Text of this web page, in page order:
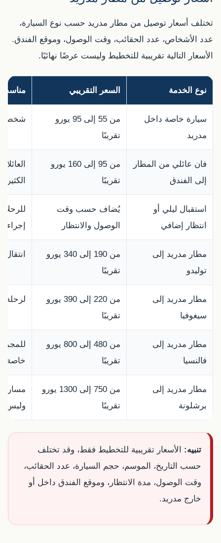
تختلف أسعار توصيل من مطار مدريد حسب نوع السيارة،
عدد الأشخاص، عدد الحقائب، وقت الوصول، وموقع الفندق.
الأسعار التالية تقريبية للتخطيط وليست عرضًا نهائيًا.
نوع الخدمة السعر التقريبي
سيارة خاصة داخل
مدريد
من 55 إلى 95 يورو
تقريبًا
شخصان إلى 3
فان عائلي من المطار
إلى الفندق
من 95 إلى 160 يورو
تقريبًا
الكثيرة.
استقبال ليلي أو
انتظار إضافي
يُضاف حسب وقت
الوصول والانتظار
مطار مدريد إلى
توليدو
من 190 إلى 340 يورو
تقريبًا
مطار مدريد إلى
سيغوفيا
من 220 إلى 390 يورو
تقريبًا
لرحلة
مطار مدريد إلى
فالنسيا
من 480 إلى 800 يورو
تقريبًا
خاصة
مطار مدريد إلى
برشلونة
من 750 إلى 1300 يورو
تقريبًا
مسار
وليس
تنبيه: الأسعار تقريبية للتخطيط فقط، وقد تختلف
حسب التاريخ، الموسم، حجم السيارة، عدد الحقائب،
وقت الوصول، مدة الانتظار، وموقع الفندق داخل أو
خارج مدريد.